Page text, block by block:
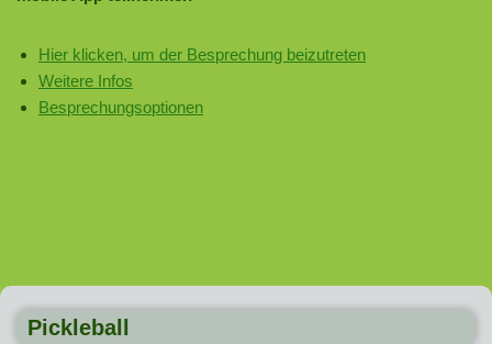
Hier klicken, um der Besprechung beizutreten
Weitere Infos
Besprechungsoptionen
Pickleball